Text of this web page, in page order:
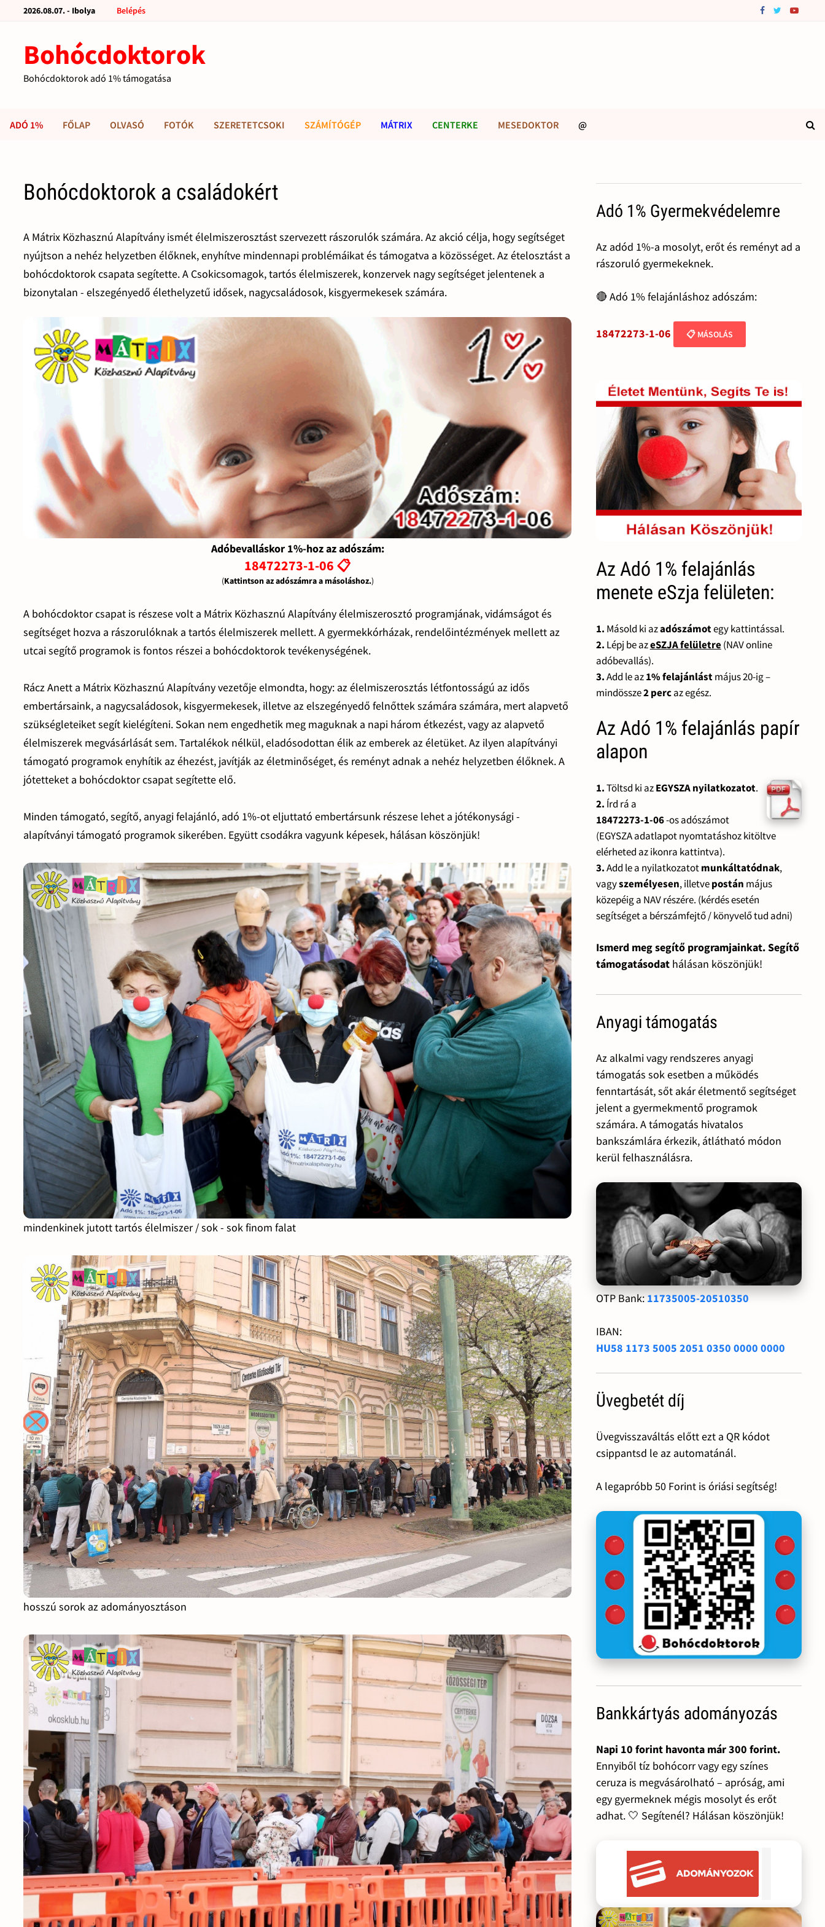
2026.08.07. - Ibolya Belépés
Bohócdoktorok
Bohócdoktorok adó 1% támogatása
ADÓ 1% FŐLAP OLVASÓ FOTÓK SZERETETCSOKI SZÁMÍTÓGÉP MÁTRIX CENTERKE MESEDOKTOR @
Bohócdoktorok a családokért
A Mátrix Közhasznú Alapítvány ismét élelmiszerosztást szervezett rászorulók számára. Az akció célja, hogy segítséget
nyújtson a nehéz helyzetben élőknek, enyhítve mindennapi problémáikat és támogatva a közösséget. Az ételosztást a
bohócdoktorok csapata segítette. A Csokicsomagok, tartós élelmiszerek, konzervek nagy segítséget jelentenek a
bizonytalan - elszegényedő élethelyzetű idősek, nagycsaládosok, kisgyermekesek számára.
Adóbevalláskor 1%-hoz az adószám:
18472273-1-06 📋
(Kattintson az adószámra a másoláshoz.)
A bohócdoktor csapat is részese volt a Mátrix Közhasznú Alapítvány élelmiszerosztó programjának, vidámságot és
segítséget hozva a rászorulóknak a tartós élelmiszerek mellett. A gyermekkórházak, rendelőintézmények mellett az
utcai segítő programok is fontos részei a bohócdoktorok tevékenységének.
Rácz Anett a Mátrix Közhasznú Alapítvány vezetője elmondta, hogy: az élelmiszerosztás létfontosságú az idős
embertársaink, a nagycsaládosok, kisgyermekesek, illetve az elszegényedő felnőttek számára számára, mert alapvető
szükségleteiket segít kielégíteni. Sokan nem engedhetik meg maguknak a napi három étkezést, vagy az alapvető
élelmiszerek megvásárlását sem. Tartalékok nélkül, eladósodottan élik az emberek az életüket. Az ilyen alapítványi
támogató programok enyhítik az éhezést, javítják az életminőséget, és reményt adnak a nehéz helyzetben élőknek. A
jótetteket a bohócdoktor csapat segítette elő.
Minden támogató, segítő, anyagi felajánló, adó 1%-ot eljuttató embertársunk részese lehet a jótékonysági -
alapítványi támogató programok sikerében. Együtt csodákra vagyunk képesek, hálásan köszönjük!
mindenkinek jutott tartós élelmiszer / sok - sok finom falat
hosszú sorok az adományosztáson
Adó 1% Gyermekvédelemre
Az adód 1%-a mosolyt, erőt és reményt ad a
rászoruló gyermekeknek.
🔴 Adó 1% felajánláshoz adószám:
18472273-1-06 📋 MÁSOLÁS
Az Adó 1% felajánlás
menete eSzja felületen:
1. Másold ki azadószámotegy kattintással.
2. Lépj be azeSZJA felületre(NAV online
adóbevallás).
3.Add le az1% felajánlástmájus 20-ig –
mindössze2 percaz egész.
Az Adó 1% felajánlás papír
alapon
1.Töltsd ki azEGYSZA nyilatkozatot.
2. Írd rá a
18472273-1-06-os adószámot
(EGYSZA adatlapot nyomtatáshoz kitöltve
elérheted az ikonra kattintva).
3.Add le a nyilatkozatotmunkáltatódnak,
vagyszemélyesen, illetvepostán május
közepéig a NAV részére. (kérdés esetén
segítséget a bérszámfejtő / könyvelő tud adni)
Ismerd meg segítő programjainkat. Segítő
támogatásodat hálásan köszönjük!
Anyagi támogatás
Az alkalmi vagy rendszeres anyagi
támogatás sok esetben a működés
fenntartását, sőt akár életmentő segítséget
jelent a gyermekmentő programok
számára. A támogatás hivatalos
bankszámlára érkezik, átlátható módon
kerül felhasználásra.
OTP Bank: 11735005-20510350
IBAN:
HU58 1173 5005 2051 0350 0000 0000
Üvegbetét díj
Üvegvisszaváltás előtt ezt a QR kódot
csippantsd le az automatánál.
A legapróbb 50 Forint is óriási segítség!
Bankkártyás adományozás
Napi 10 forint havonta már 300 forint.
Ennyiből tíz bohócorr vagy egy színes
ceruza is megvásárolható – apróság, ami
egy gyermeknek mégis mosolyt és erőt
adhat. 🤍 Segítenél? Hálásan köszönjük!